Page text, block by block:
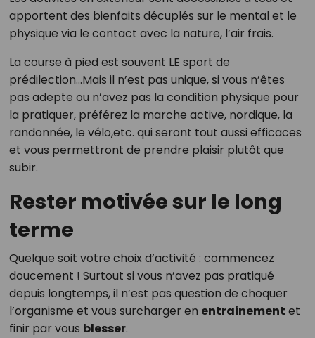
apportent des bienfaits décuplés sur le mental et le
physique via le contact avec la nature, l’air frais.
La course à pied est souvent LE sport de
prédilection...Mais il n’est pas unique, si vous n’êtes
pas adepte ou n’avez pas la condition physique pour
la pratiquer, préférez la marche active, nordique, la
randonnée, le vélo,etc. qui seront tout aussi efficaces
et vous permettront de prendre plaisir plutôt que
subir.
Rester motivée sur le long
terme
Quelque soit votre choix d’activité : commencez
doucement ! Surtout si vous n’avez pas pratiqué
depuis longtemps, il n’est pas question de choquer
l’organisme et vous surcharger en entrainement et
finir par vous blesser.